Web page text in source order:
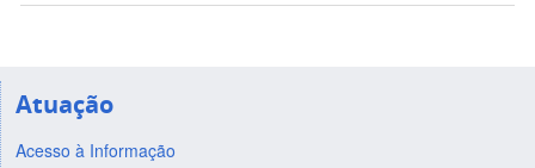
Atuação
Acesso à Informação